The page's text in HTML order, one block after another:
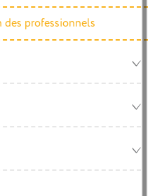
des professionnels